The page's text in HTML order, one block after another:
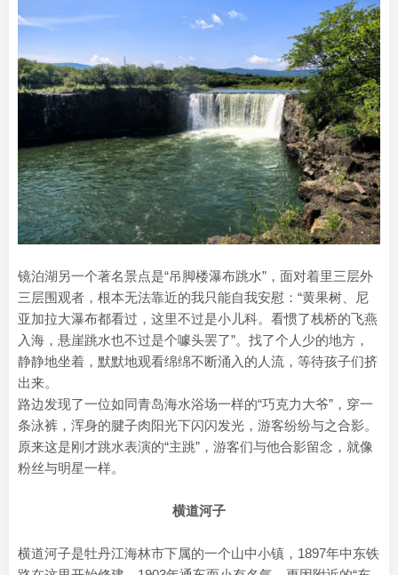
镜泊湖另一个著名景点是“吊脚楼瀑布跳水”，面对着里三层外
三层围观者，根本无法靠近的我只能自我安慰：“黄果树、尼
亚加拉大瀑布都看过，这里不过是小儿科。看惯了栈桥的飞燕
入海，悬崖跳水也不过是个噱头罢了”。找了个人少的地方，
静静地坐着，默默地观看绵绵不断涌入的人流，等待孩子们挤
出来。
路边发现了一位如同青岛海水浴场一样的“巧克力大爷”，穿一
条泳裤，浑身的腱子肉阳光下闪闪发光，游客纷纷与之合影。
原来这是刚才跳水表演的“主跳”，游客们与他合影留念，就像
粉丝与明星一样。
横道河子
横道河子是牡丹江海林市下属的一个山中小镇，1897年中东铁